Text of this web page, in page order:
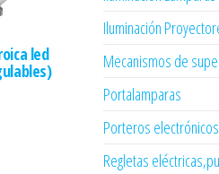
led
Iluminación
Mecanismos de
Portalamparas
Porteros electrónicos
Regletas